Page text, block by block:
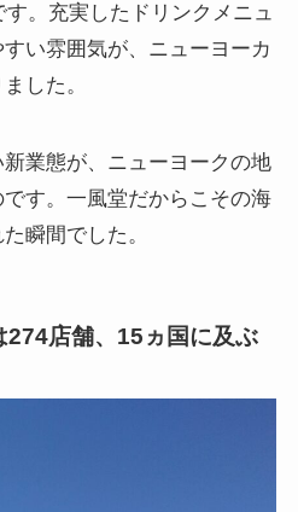
す。充実したドリンクメニュ
い雰囲気が、ニューヨーカ
した。
業態が、ニューヨークの地
す。一風堂だからこその海
瞬間でした。
274店舗、15ヵ国に及ぶ